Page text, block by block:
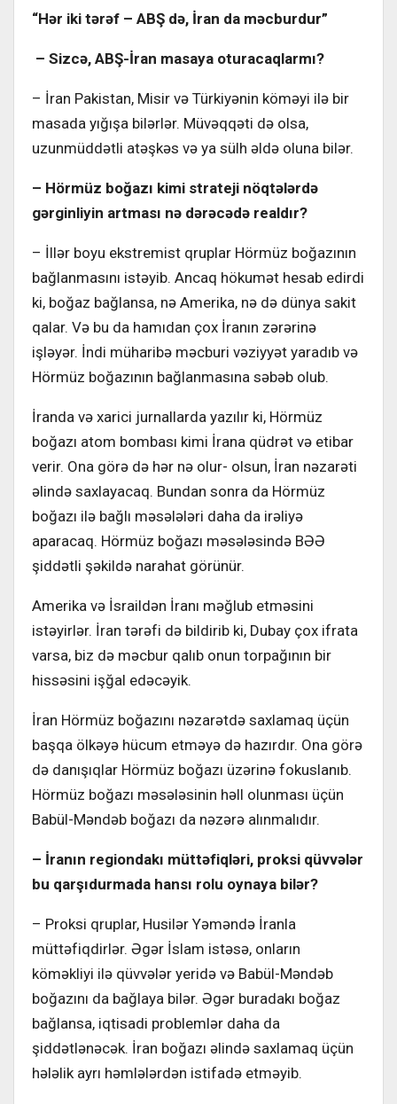
“Hər iki tərəf – ABŞ də, İran da məcburdur”
– Sizcə, ABŞ-İran masaya oturacaqlarmı?
– İran Pakistan, Misir və Türkiyənin köməyi ilə bir
masada yığışa bilərlər. Müvəqqəti də olsa,
uzunmüddətli atəşkəs və ya sülh əldə oluna bilər.
– Hörmüz boğazı kimi strateji nöqtələrdə
gərginliyin artması nə dərəcədə realdır?
– İllər boyu ekstremist qruplar Hörmüz boğazının
bağlanmasını istəyib. Ancaq hökumət hesab edirdi
ki, boğaz bağlansa, nə Amerika, nə də dünya sakit
qalar. Və bu da hamıdan çox İranın zərərinə
işləyər. İndi müharibə məcburi vəziyyət yaradıb və
Hörmüz boğazının bağlanmasına səbəb olub.
İranda və xarici jurnallarda yazılır ki, Hörmüz
boğazı atom bombası kimi İrana qüdrət və etibar
verir. Ona görə də hər nə olur- olsun, İran nəzarəti
əlində saxlayacaq. Bundan sonra da Hörmüz
boğazı ilə bağlı məsələləri daha da irəliyə
aparacaq. Hörmüz boğazı məsələsində BƏƏ
şiddətli şəkildə narahat görünür.
Amerika və İsraildən İranı məğlub etməsini
istəyirlər. İran tərəfi də bildirib ki, Dubay çox ifrata
varsa, biz də məcbur qalıb onun torpağının bir
hissəsini işğal edəcəyik.
İran Hörmüz boğazını nəzarətdə saxlamaq üçün
başqa ölkəyə hücum etməyə də hazırdır. Ona görə
də danışıqlar Hörmüz boğazı üzərinə fokuslanıb.
Hörmüz boğazı məsələsinin həll olunması üçün
Babül-Məndəb boğazı da nəzərə alınmalıdır.
– İranın regiondakı müttəfiqləri, proksi qüvvələr
bu qarşıdurmada hansı rolu oynaya bilər?
– Proksi qruplar, Husilər Yəməndə İranla
müttəfiqdirlər. Əgər İslam istəsə, onların
köməkliyi ilə qüvvələr yeridə və Babül-Məndəb
boğazını da bağlaya bilər. Əgər buradakı boğaz
bağlansa, iqtisadi problemlər daha da
şiddətlənəcək. İran boğazı əlində saxlamaq üçün
hələlik ayrı həmlələrdən istifadə etməyib.